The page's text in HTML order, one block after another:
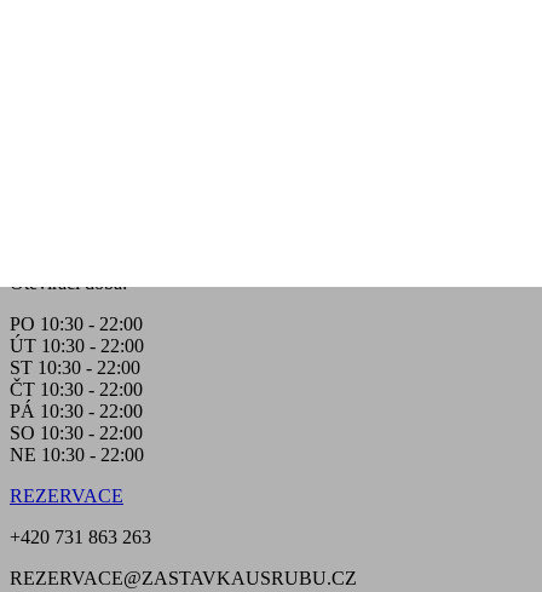
Otevírací doba:
PO 10:30 - 22:00
ÚT 10:30 - 22:00
ST 10:30 - 22:00
ČT 10:30 - 22:00
PÁ 10:30 - 22:00
SO 10:30 - 22:00
NE 10:30 - 22:00
REZERVACE
+420 731 863 263
REZERVACE@ZASTAVKAUSRUBU.CZ